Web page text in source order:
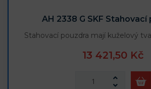
AH 2338 G SKF
Stahovací pouzdra mají kuželový
13 421,50 Kč